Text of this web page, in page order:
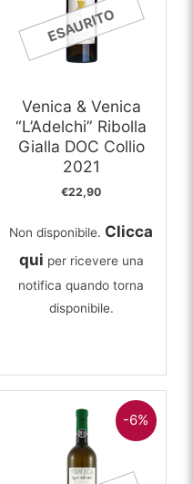
ESAURITO
Venica & Venica
“L’Adelchi” Ribolla
Gialla DOC Collio
2021
€22,90
Non disponibile. Clicca
qui per ricevere una
notifica quando torna
disponibile.
-6%